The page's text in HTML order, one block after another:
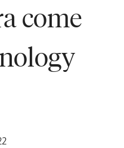
come